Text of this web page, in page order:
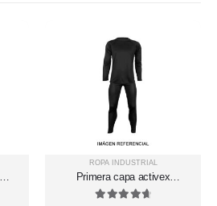
ROPA INDUSTRIAL
Primera capa activex
polyester Activex 06-02-030